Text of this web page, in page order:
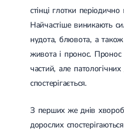
стінці глотки
Найчастіше виникають
нудота, блювота, а
живота і пронос.
частий, але
спостерігається.
З перших же днів
дорослих